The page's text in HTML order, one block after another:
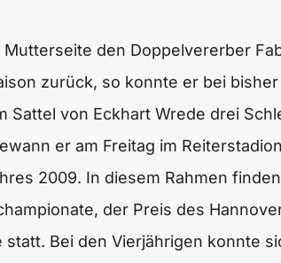
den Doppelvererber
zurück, so konnte er bei
von Eckhart Wrede drei
er am Freitag im
2009. In diesem Rahmen
der Preis des
Bei den Vierjährigen konnte